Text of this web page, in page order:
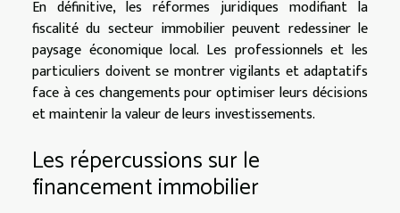
En définitive, les réformes juridiques modifiant la
fiscalité du secteur immobilier peuvent redessiner le
paysage économique local. Les professionnels et les
particuliers doivent se montrer vigilants et adaptatifs
face à ces changements pour optimiser leurs décisions
et maintenir la valeur de leurs investissements.
Les répercussions sur le
financement immobilier